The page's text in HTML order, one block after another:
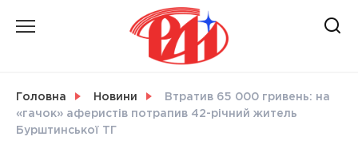
СВІТ
Головна Новини
Втратив 65 000 гривень: на
«гачок» аферистів потрапив 42-річний житель
Бурштинської ТГ